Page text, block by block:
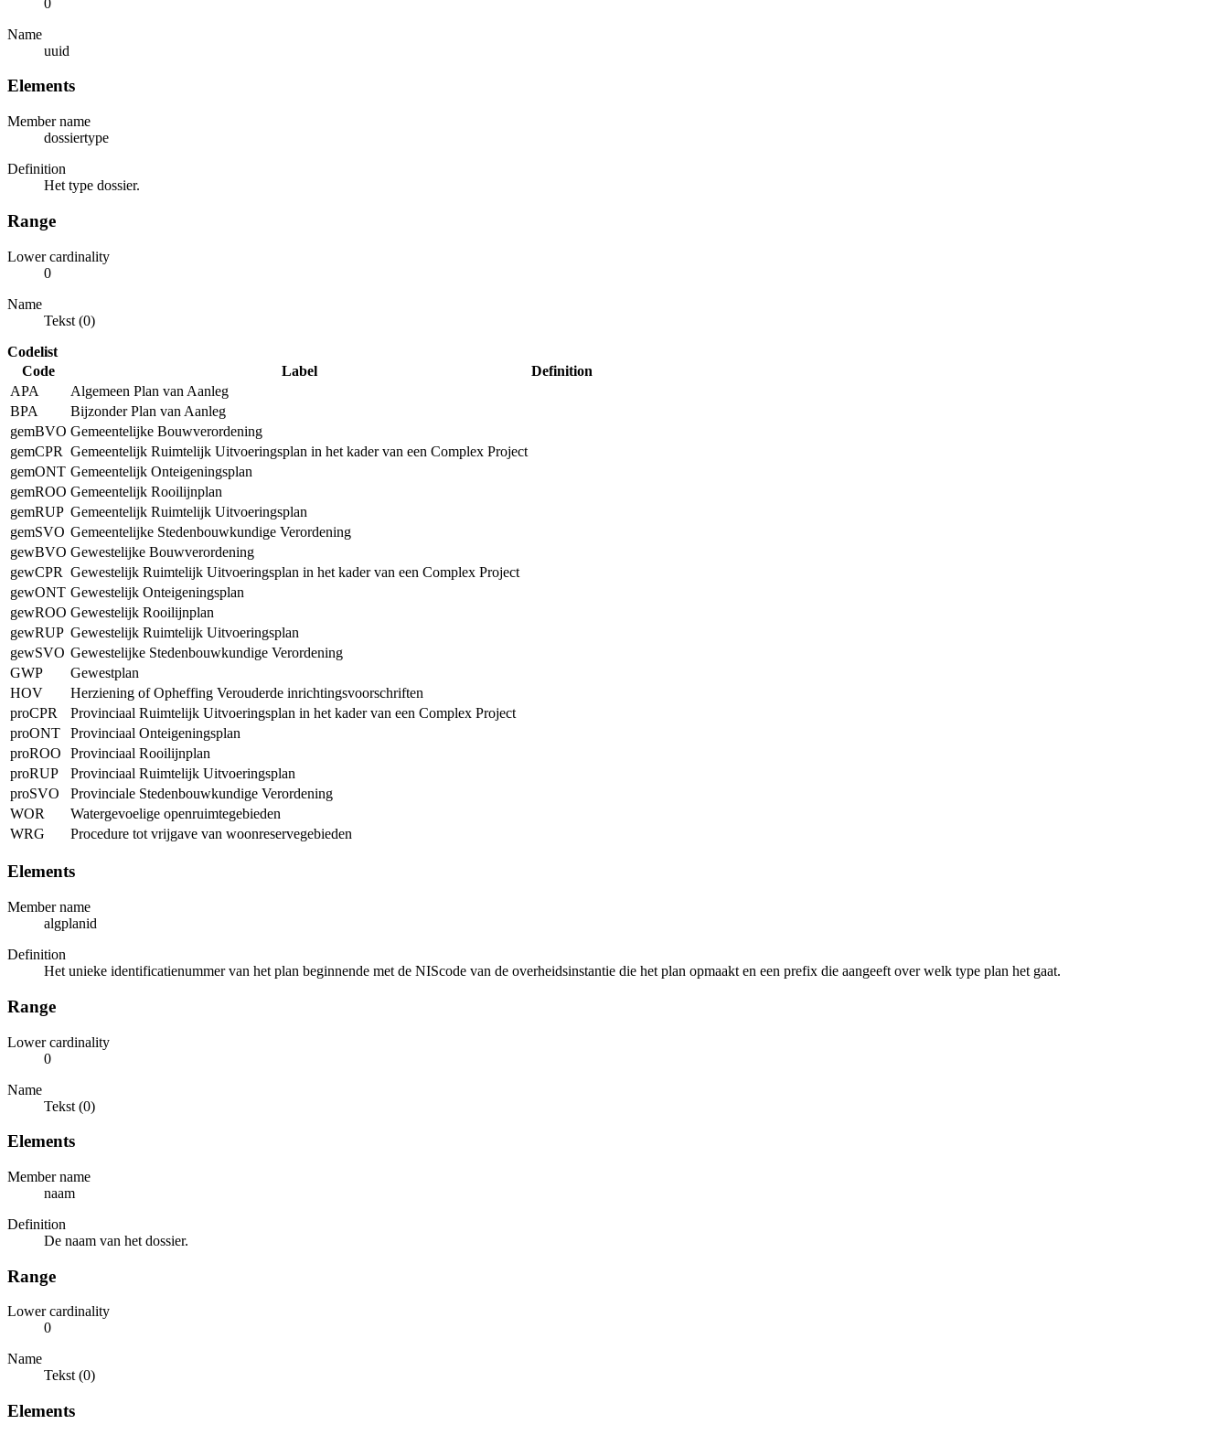
Name
uuid
Elements
Member name
dossiertype
Definition
Het type dossier.
Range
Lower cardinality
0
Name
Tekst (0)
Codelist
Code
Label
Definition
APA
Algemeen Plan van Aanleg
BPA
Bijzonder Plan van Aanleg
gemBVO Gemeentelijke Bouwverordening
gemCPR Gemeentelijk Ruimtelijk Uitvoeringsplan in het kader van een Complex Project
gemONT Gemeentelijk Onteigeningsplan
gemROO Gemeentelijk Rooilijnplan
gemRUP Gemeentelijk Ruimtelijk Uitvoeringsplan
gemSVO Gemeentelijke Stedenbouwkundige Verordening
gewBVO Gewestelijke Bouwverordening
gewCPR Gewestelijk Ruimtelijk Uitvoeringsplan in het kader van een Complex Project
gewONT Gewestelijk Onteigeningsplan
gewROO Gewestelijk Rooilijnplan
gewRUP Gewestelijk Ruimtelijk Uitvoeringsplan
gewSVO Gewestelijke Stedenbouwkundige Verordening
GWP
Gewestplan
HOV
Herziening of Opheffing Verouderde inrichtingsvoorschriften
proCPR
Provinciaal Ruimtelijk Uitvoeringsplan in het kader van een Complex Project
proONT
Provinciaal Onteigeningsplan
proROO
Provinciaal Rooilijnplan
proRUP
Provinciaal Ruimtelijk Uitvoeringsplan
proSVO
Provinciale Stedenbouwkundige Verordening
WOR
Watergevoelige openruimtegebieden
WRG
Procedure tot vrijgave van woonreservegebieden
Elements
Member name
algplanid
Definition
Het unieke identificatienummer van het plan beginnende met de NIScode van de overheidsinstantie die het plan opmaakt en een prefix die aangeeft over welk type plan het gaat.
Range
Lower cardinality
0
Name
Tekst (0)
Elements
Member name
naam
Definition
De naam van het dossier.
Range
Lower cardinality
0
Name
Tekst (0)
Elements